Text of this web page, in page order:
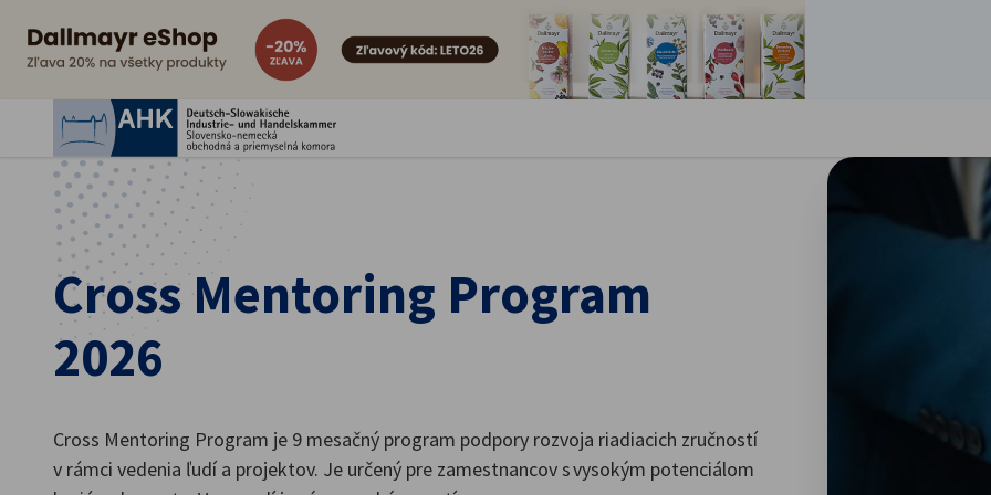
Zatvoriť preferencie
Cross Mentoring Program
2026
Cross Mentoring Program je 9 mesačný program podpory rozvoja riadiacich zručností
v rámci vedenia ľudí a projektov. Je určený pre zamestnancov s vysokým potenciálom